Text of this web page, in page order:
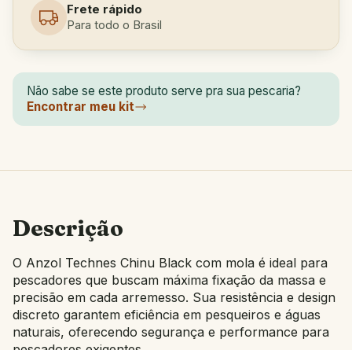
Frete rápido
Para todo o Brasil
Não sabe se este produto serve pra sua pescaria?
Encontrar meu kit
Descrição
O Anzol Technes Chinu Black com mola é ideal para
pescadores que buscam máxima fixação da massa e
precisão em cada arremesso. Sua resistência e design
discreto garantem eficiência em pesqueiros e águas
naturais, oferecendo segurança e performance para